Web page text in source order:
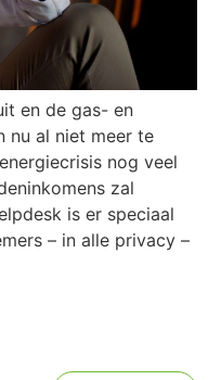
en de gas- en
nu al niet meer te
nog veel
zal
is er speciaal
– in alle privacy –